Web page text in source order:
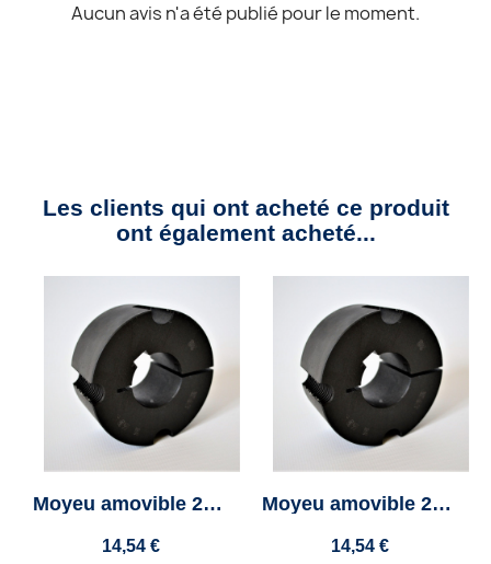
Aucun avis n'a été publié pour le moment.
Les clients qui ont acheté ce produit
ont également acheté...
Moyeu amovible 2012 diamètre 38mm - "Taper lock 2012" - Clavette 10x3.3mm
14,54 €
Moyeu amovible 2012 diamètre 48mm - "Taper lock 2012" - Clavette 14x3.8mm
14,54 €